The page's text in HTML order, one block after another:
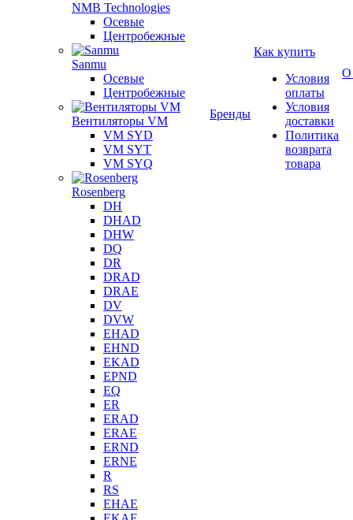
NMB Technologies
Осевые
Центробежные
Sanmu
Осевые
Центробежные
Вентиляторы VM
VM SYD
VM SYT
VM SYQ
Rosenberg
DH
DHAD
DHW
DQ
DR
DRAD
DRAE
DV
DVW
EHAD
EHND
EKAD
EPND
EQ
ER
ERAD
ERAE
ERND
ERNE
R
RS
EHAE
Бренды
Как купить
Условия
оплаты
Условия
доставки
Политика
возврата
товара
О